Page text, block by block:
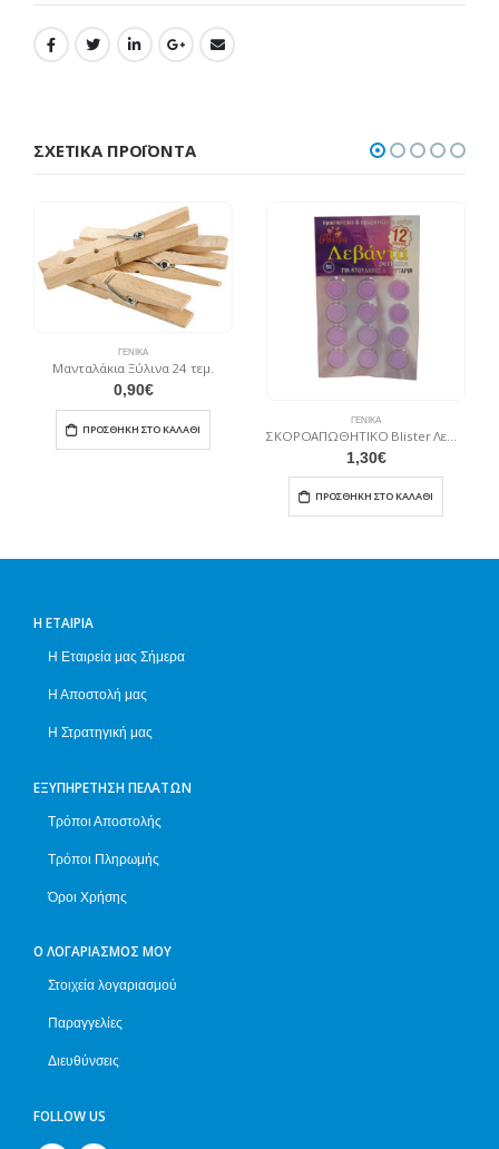
ΣΧΕΤΙΚΆ ΠΡΟΪΌΝΤΑ
ΓΕΝΙΚΆ
Μανταλάκια Ξύλινα 24 τεμ.
0,90€
ΠΡΟΣΘΉΚΗ ΣΤΟ ΚΑΛΆΘΙ
ΓΕΝΙΚΆ
ΣΚΟΡΟΑΠΩΘΗΤΙΚΟ Blister Λεβάντα 12 τμχ
1,30€
ΠΡΟΣΘΉΚΗ ΣΤΟ ΚΑΛΆΘΙ
Η ΕΤΑΙΡΊΑ
Η Εταιρεία μας Σήμερα
Η Αποστολή μας
Η Στρατηγική μας
ΕΞΥΠΗΡΈΤΗΣΗ ΠΕΛΑΤΏΝ
Τρόποι Αποστολής
Τρόποι Πληρωμής
Όροι Χρήσης
Ο ΛΟΓΑΡΙΑΣΜΌΣ ΜΟΥ
Στοιχεία λογαριασμού
Παραγγελίες
Διευθύνσεις
FOLLOW US